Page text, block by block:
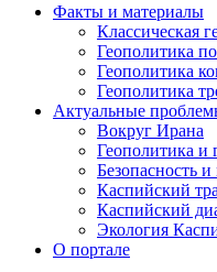
Факты и материалы
Классическая
Геополитика
Геополитика
Геополитика
Актуальные
Вокруг Ирана
Геополитика и
Безопасность
Каспийский
Каспийский
Экология
О портале